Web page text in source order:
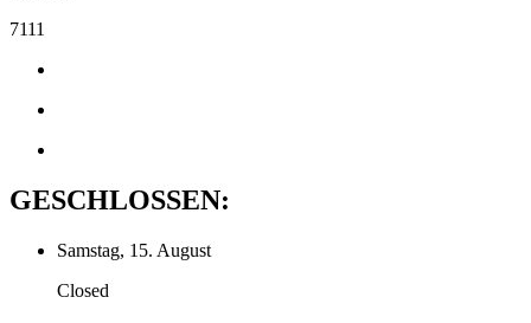
7111
GESCHLOSSEN:
Samstag, 15. August
Closed